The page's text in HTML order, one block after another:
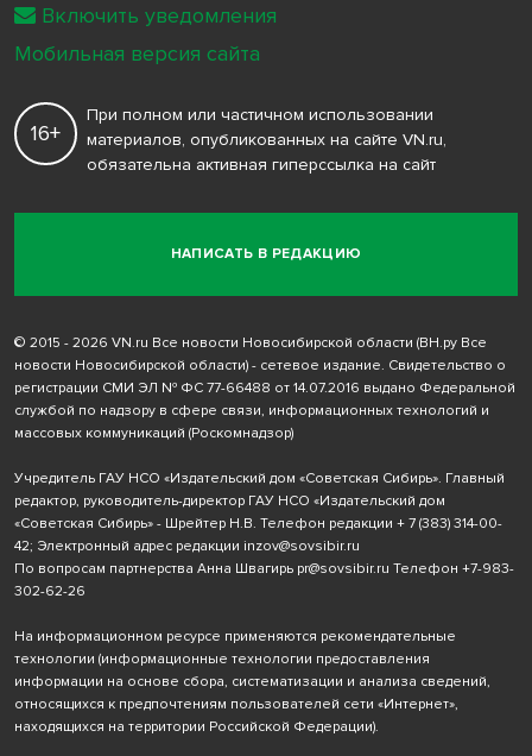
НАПИСАТЬ В РЕДАКЦИЮ
16+
При полном или частичном использовании
материалов, опубликованных на сайте VN.ru,
обязательна активная гиперссылка на сайт
© 2015 - 2026 VN.ru Все новости Новосибирской области (ВН.ру Все
новости Новосибирской области) - сетевое издание. Свидетельство о
регистрации СМИ ЭЛ № ФС 77-66488 от 14.07.2016 выдано Федеральной
службой по надзору в сфере связи, информационных технологий и
массовых коммуникаций (Роскомнадзор)
Учредитель ГАУ НСО «Издательский дом «Советская Сибирь». Главный
редактор, руководитель-директор ГАУ НСО «Издательский дом
«Советская Сибирь» - Шрейтер Н.В. Телефон редакции + 7 (383) 314-00-
42; Электронный адрес редакции inzov@sovsibir.ru
По вопросам партнерства Анна Швагирь pr@sovsibir.ru Телефон +7-983-
302-62-26
На информационном ресурсе применяются рекомендательные
технологии (информационные технологии предоставления
информации на основе сбора, систематизации и анализа сведений,
относящихся к предпочтениям пользователей сети «Интернет»,
находящихся на территории Российской Федерации).
Включить уведомления
Мобильная версия сайта